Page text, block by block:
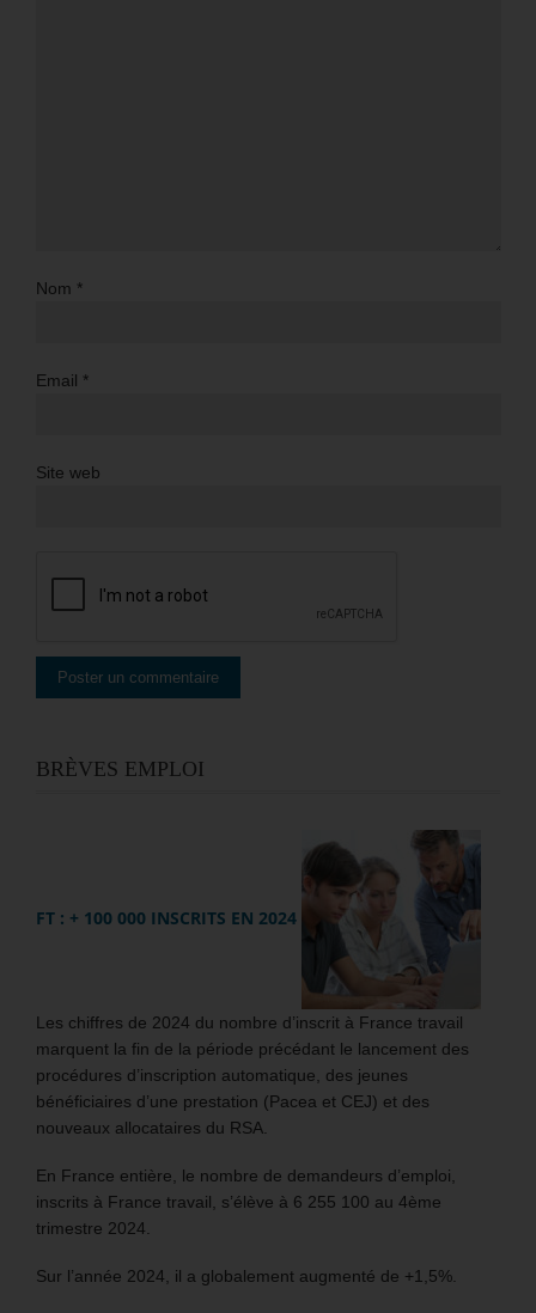
Nom *
Email *
Site web
BRÈVES EMPLOI
FT : + 100 000 INSCRITS EN 2024
Les chiffres de 2024 du nombre d’inscrit à France travail
marquent la fin de la période précédant le lancement des
procédures d’inscription automatique, des jeunes
bénéficiaires d’une prestation (Pacea et CEJ) et des
nouveaux allocataires du RSA.
En France entière, le nombre de demandeurs d’emploi,
inscrits à France travail, s’élève à 6 255 100 au 4ème
trimestre 2024.
Sur l’année 2024, il a globalement augmenté de +1,5%.